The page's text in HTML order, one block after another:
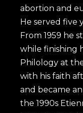
abortion and
He served five
From 1959 he
while finishing
Philology at
with his faith
and became
the 1990s